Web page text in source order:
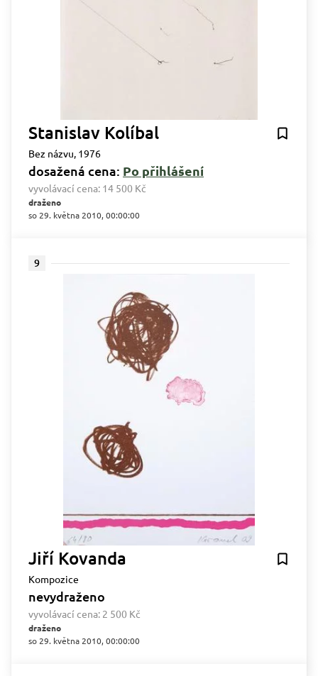
Stanislav Kolíbal
Bez názvu, 1976
dosažená cena: Po přihlášení
vyvolávací cena: 14 500 Kč
draženo
so 29. května 2010, 00:00:00
9
Jiří Kovanda
Kompozice
nevydraženo
vyvolávací cena: 2 500 Kč
draženo
so 29. května 2010, 00:00:00